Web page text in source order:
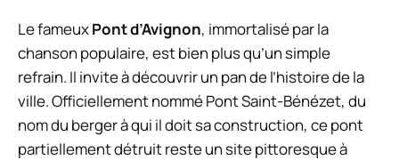
Le fameuxPont d’Avignon, immortalisé par la
chanson populaire, est bien plus qu’un simple
refrain. Il invite à découvrir un pan de l’histoire de la
ville. Officiellement nommé Pont Saint-Bénézet, du
nom du berger à qui il doit sa construction, ce pont
partiellement détruit reste un site pittoresque à